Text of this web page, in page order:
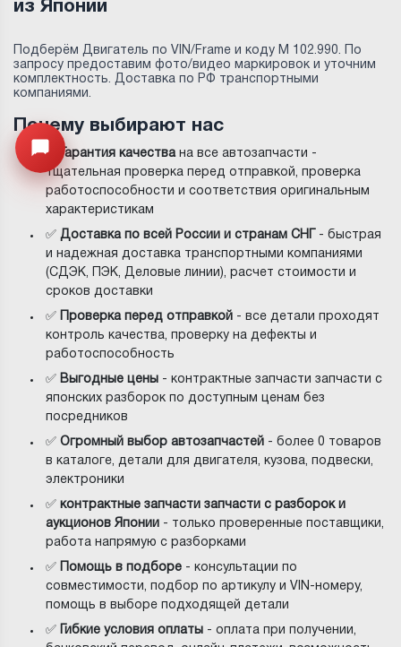
Открыть меню
из Японии
Подберём Двигатель по VIN/Frame и коду M 102.990. По
запросу предоставим фото/видео маркировок и уточним
комплектность. Доставка по РФ транспортными
компаниями.
Почему выбирают нас
✅ Гарантия качествана все автозапчасти -
тщательная проверка перед отправкой, проверка
работоспособности и соответствия оригинальным
характеристикам
✅Доставка по всей России и странам СНГ
- быстрая
и надежная доставка транспортными компаниями
(СДЭК, ПЭК, Деловые линии), расчет стоимости и
сроков доставки
✅ Проверка перед отправкой - все детали проходят
контроль качества, проверку на дефекты и
работоспособность
✅ Выгодные цены - контрактные запчасти запчасти с
японских разборок по доступным ценам без
посредников
✅Огромный выбор автозапчастей - более 0 товаров
в каталоге, детали для двигателя, кузова, подвески,
электроники
✅ контрактные запчасти запчасти с разборок и
аукционов Японии - только проверенные поставщики,
работа напрямую с разборками
✅ Помощь в подборе - консультации по
совместимости, подбор по артикулу и VIN-номеру,
помощь в выборе подходящей детали
✅ Гибкие условия оплаты - оплата при получении,